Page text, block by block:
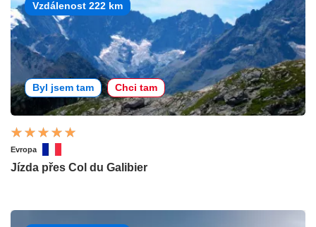
Vzdálenost 222 km
Byl jsem tam Chci tam
Evropa
Jízda přes Col du Galibier